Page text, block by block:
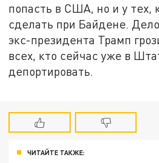
попасть в США, но и у тех,
сделать при Байдене.
экс-президента Трамп
всех, кто сейчас уже в
депортировать.
ЧИТАЙТЕ ТАКЖЕ: